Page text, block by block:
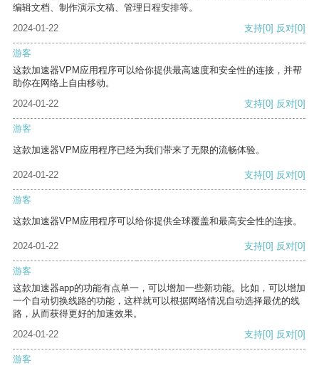
编辑文档、制作演示文稿、管理日程安排等。
2024-01-22
支持[0] 反对[0]
游客
这款加速器VPM应用程序可以给你提供最高速度和安全性的连接，并帮
助你在网络上自由移动。
2024-01-22
支持[0] 反对[0]
游客
这款加速器VPM应用程序已经为我们带来了无限的流畅体验。
2024-01-22 支持[0] 反对[0]
游客
这款加速器VPM应用程序可以给你提供全球覆盖和最高安全性的连接。
2024-01-22 支持[0] 反对[0]
游客
这款加速器app的功能有点单一，可以增加一些新功能。比如，可以增加
一个自动切换线路的功能，这样就可以根据网络情况自动选择最优的线
路，从而获得更好的加速效果。
2024-01-22
支持[0] 反对[0]
游客